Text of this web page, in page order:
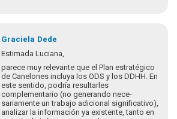
Graciela Dede
Estimada Luciana,
parece muy relevante que el Plan estratégico
de Canelones incluya los ODS y los DDHH. En
este sentido, podría resultarles
complementario (no generando nece­
sariamente un trabajo adicional significativo),
analizar la información ya existente, tanto en